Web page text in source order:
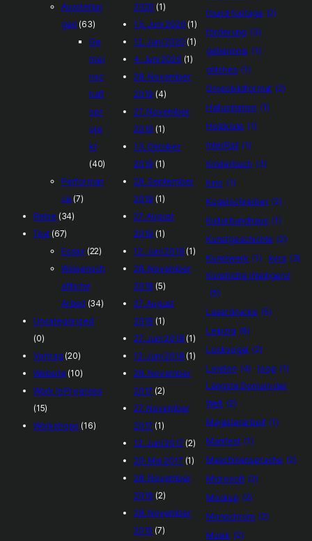
Ausstellun
gen (63)
Ge
mei
nsc
haft
spr
oje
kt
(40)
Performan
ce (7)
Reise (34)
Text (67)
Essay (22)
Wissensch
aftliche
Arbeit(34)
Uncategorized
(0)
Vortrag (20)
Website (10)
Work In Progress
(15)
Workshops (16)
2020 (1)
13. Juni 2020 (1)
12. Juni 2020 (1)
4. Juni 2020 (1)
28. November
2019 (4)
27. November
2019 (1)
13. Oktober
2019 (1)
28. September
2019 (1)
27. August
2019 (1)
12. Juni 2019 (1)
28. November
2018 (5)
27. August
2018 (1)
27. Juni 2018 (1)
12. Juni 2018 (1)
28. November
2017 (2)
27. November
2017 (1)
12. Juni 2017 (2)
20. Mai 2017 (1)
28. November
2016 (2)
28. November
2015 (7)
found footage (2)
förderung (3)
geheimnis (1)
glitches (1)
Grossbildformat (2)
Halluzination (1)
Holzkiste (1)
InterRail (1)
Kinderbuch (3)
kino (1)
Kugelschreiber (2)
Kulturbundhaus (1)
Kunstgeschichte (2)
Kunstwerk (1) kyra (3)
Künstliche Intelligenz
(5)
Laserdrucke (5)
Leipzig (6)
Lockvogel (2)
London (4) loop (1)
Längste Domain der
Welt (2)
Magisterarbeit (1)
Manifest (1)
Maschinensprache (2)
Microsoft (2)
Mockup (2)
Monochrom (2)
Musik (2)